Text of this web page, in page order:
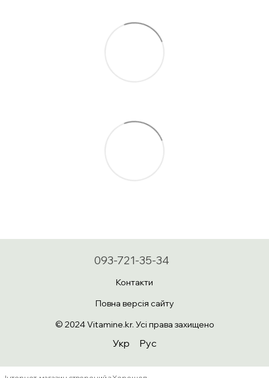
093-721-35-34
Контакти
Повна версія сайту
© 2024 Vitamine.kr. Усі права захищено
Укр Рус